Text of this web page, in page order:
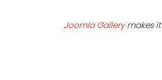
Joomla Gallerymakes it